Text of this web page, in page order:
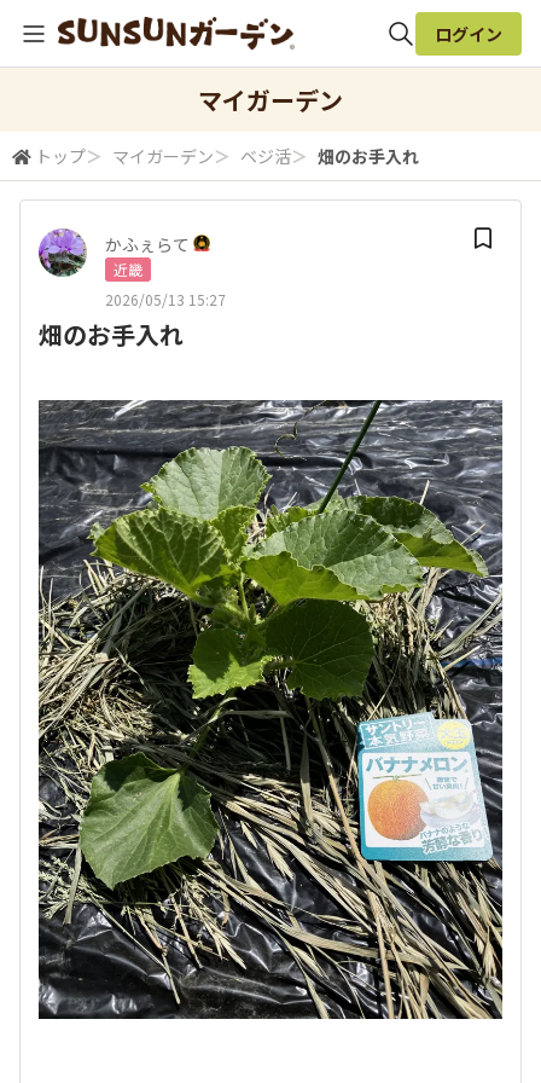
検索
ログイン
マイガーデン
トップ＞ マイガーデン＞ ベジ活＞ 畑のお手入れ
かふぇらて
近畿
2026/05/13 15:27
畑のお手入れ